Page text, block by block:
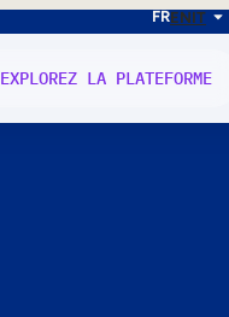
FRENIT
EXPLOREZ LA PLATEFORME